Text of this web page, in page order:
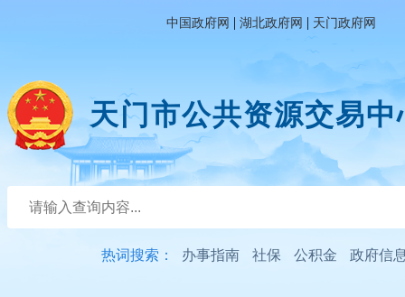
中国政府网 | 湖北政府网 | 天门政府网
天门市公共资源交易中
热词搜索： 办事指南 社保 公积金 政府信